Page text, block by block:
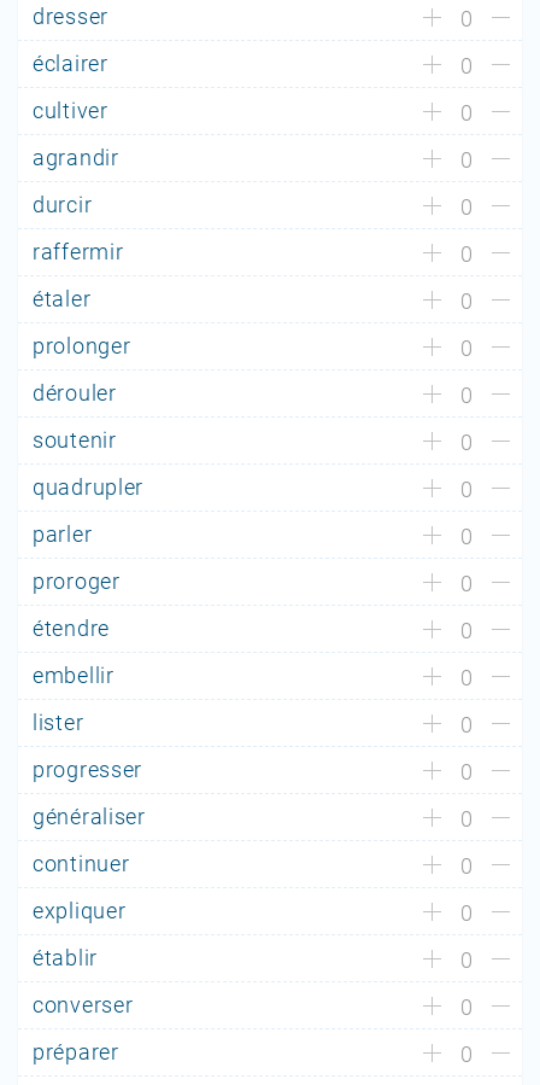
dresser
0
éclairer
0
cultiver
0
agrandir
0
durcir
0
raffermir
0
étaler
0
prolonger
0
dérouler
0
soutenir
0
quadrupler
0
parler
0
proroger
0
étendre
0
embellir
0
lister
0
progresser
0
généraliser
0
continuer
0
expliquer
0
établir
0
converser
0
préparer
0